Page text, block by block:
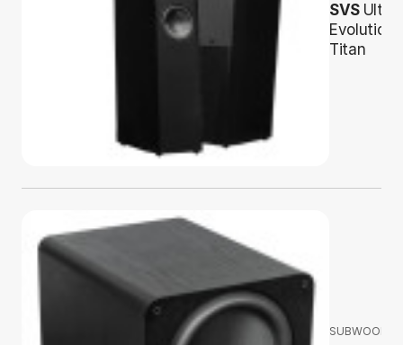
SVS Ultra
Evolution
Titan